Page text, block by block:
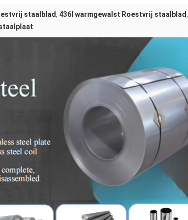
staalblad, 436l warmgewalst Roestvrij staalblad,